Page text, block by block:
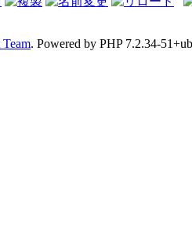
. Powered by PHP 7.2.34-